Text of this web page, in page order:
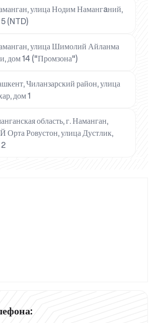
улица Нодим Намангaний,
5 (NTD)
улица Шимолий Айланма
дом 14 ("Промзона")
Чиланзарский район, улица
дом 1
область, г. Наманган,
Ровустон, улица Дустлик,
2